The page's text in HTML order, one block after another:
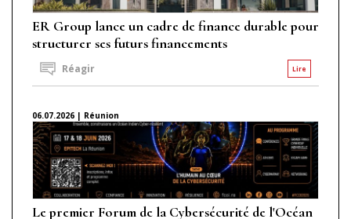
ER Group lance un cadre de finance durable pour
structurer ses futurs financements
Lire
Réagir
06.07.2026 | Réunion
Le premier Forum de la Cybersécurité de l'Océan